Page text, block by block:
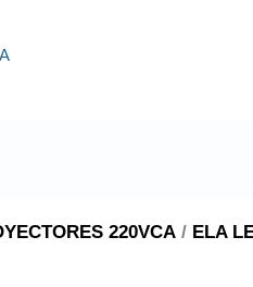
220VCA / ELA